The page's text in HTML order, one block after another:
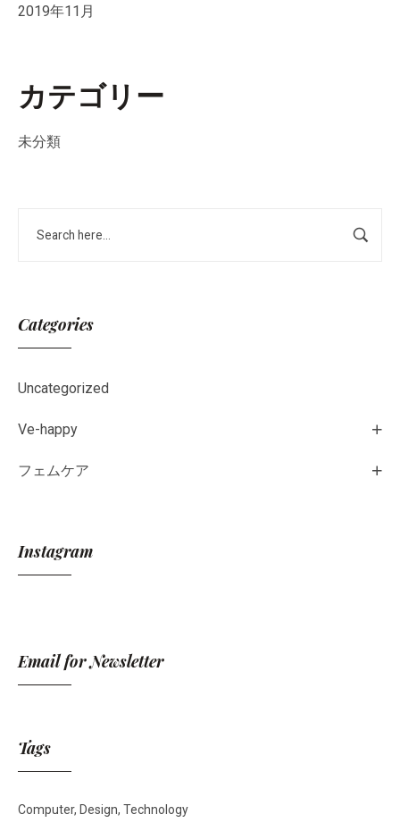
2019年11月
カテゴリー
未分類
Categories
Uncategorized
Ve-happy
フェムケア
Instagram
Email for Newsletter
Tags
Computer Design Technology